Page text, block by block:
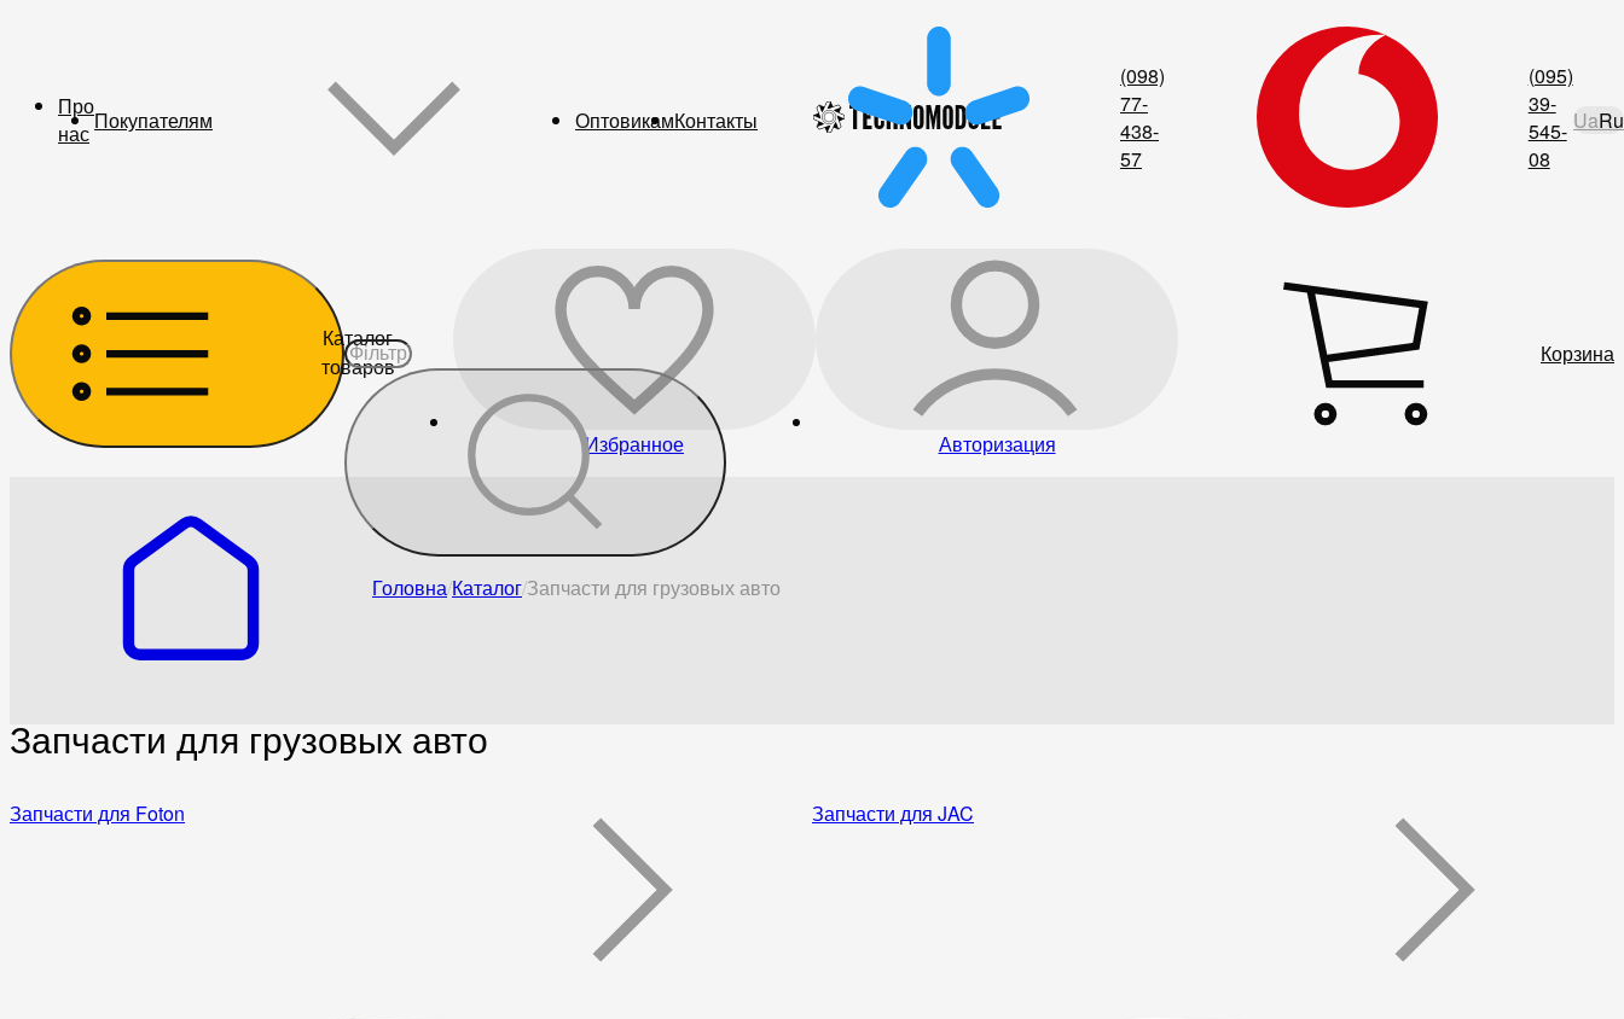
Про
нас Покупателям ОптовикамКонтакты
(098)
77-
438-
57
(095)
39-
545-
08
UaRu
Каталог
товаров
Избранное Авторизация
Корзина
Головна Каталог Запчасти для грузовых авто
Запчасти для грузовых авто
Запчасти для Foton Запчасти для JAC